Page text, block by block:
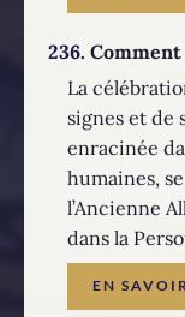
236.
La
signes et de
enracinée
humaines,
l’Ancienne
dans la
EN